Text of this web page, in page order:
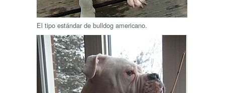
El tipo estándar de bulldog americano.